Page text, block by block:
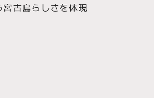
古島らしさを体現